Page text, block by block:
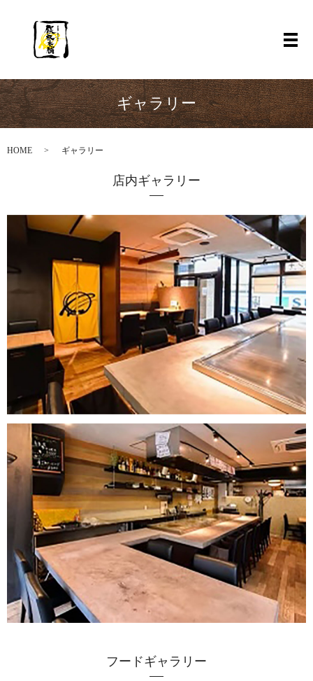
ギャラリー
HOME ギャラリー
店内ギャラリー
フードギャラリー